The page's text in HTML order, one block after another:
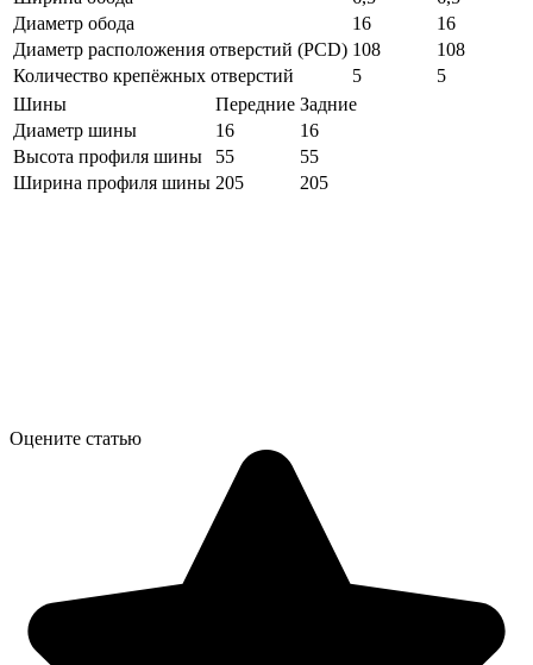
Диаметр обода
16
16
Диаметр расположения отверстий (PCD) 108
108
Количество крепёжных отверстий
5
5
Шины
Передние Задние
Диаметр шины
16
16
Высота профиля шины
55
55
Ширина профиля шины 205 205
Оцените статью